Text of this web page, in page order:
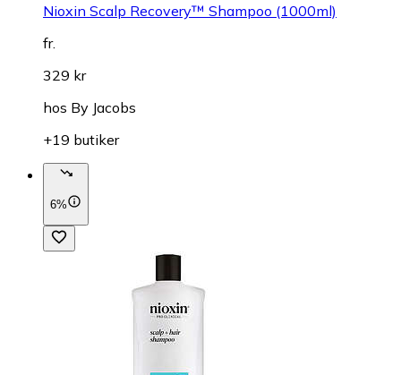
Nioxin Scalp Recovery™ Shampoo (1000ml)
fr.
329 kr
hos By Jacobs
+19 butiker
6%